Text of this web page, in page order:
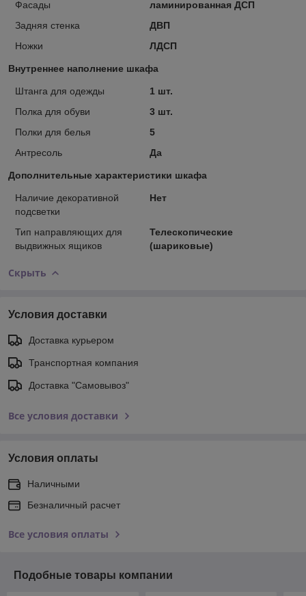
Фасады
ламинированная ДСП
Задняя стенка
ДВП
Ножки
ЛДСП
Внутреннее наполнение шкафа
Штанга для одежды
1 шт.
Полка для обуви
3 шт.
Полки для белья
5
Антресоль
Да
Дополнительные характеристики шкафа
Наличие декоративной
подсветки
Нет
Тип направляющих для
выдвижных ящиков
Телескопические
(шариковые)
Скрыть
Условия доставки
Доставка курьером
Транспортная компания
Доставка "Самовывоз"
Все условия доставки
Условия оплаты
Наличными
Безналичный расчет
Все условия оплаты
Подобные товары компании